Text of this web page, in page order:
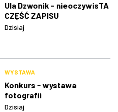
Ula Dzwonik - nieoczywisTA
CZĘŚĆ ZAPISU
Dzisiaj
WYSTAWA
Konkurs - wystawa
fotografii
Dzisiaj